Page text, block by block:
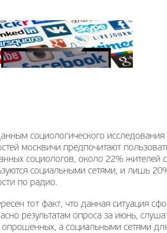
социологического
москвичи предпочитают
социологов, около 22% жителей
социальными сетями, и лишь
по радио.
тот факт, что данная ситуация
результатам опроса за июнь,
опрошенных, а социальными сетями